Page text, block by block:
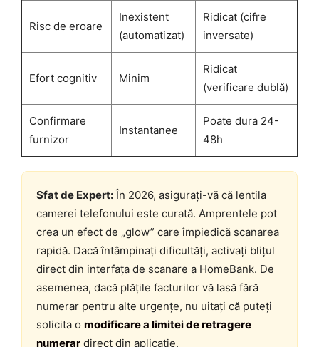
Risc de eroare
Inexistent
(automatizat)
Ridicat (cifre
inversate)
Efort cognitiv Minim
Ridicat
(verificare dublă)
Confirmare
furnizor
Instantanee
Poate dura 24-
48h
Sfat de Expert: În 2026, asigurați-vă că lentila
camerei telefonului este curată. Amprentele pot
crea un efect de „glow” care împiedică scanarea
rapidă. Dacă întâmpinați dificultăți, activați blițul
direct din interfața de scanare a HomeBank. De
asemenea, dacă plățile facturilor vă lasă fără
numerar pentru alte urgențe, nu uitați că puteți
solicita o modificare a limitei de retragere
numerar direct din aplicație.